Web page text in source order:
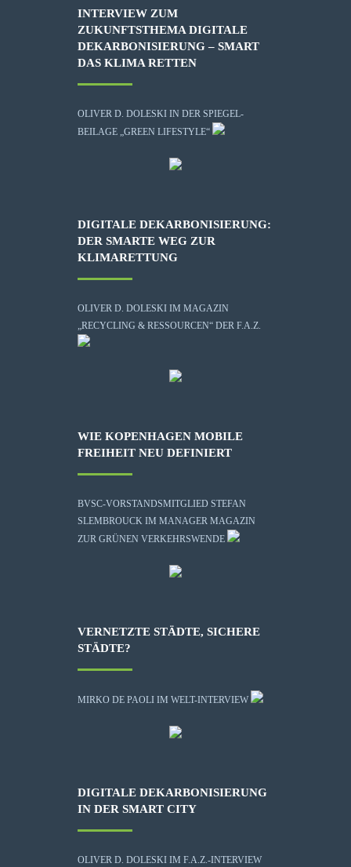
INTERVIEW ZUM
ZUKUNFTSTHEMA DIGITALE
DEKARBONISIERUNG – SMART
DAS KLIMA RETTEN
OLIVER D. DOLESKI IN DER SPIEGEL-
BEILAGE „GREEN LIFESTYLE“
DIGITALE DEKARBONISIERUNG:
DER SMARTE WEG ZUR
KLIMARETTUNG
OLIVER D. DOLESKI IM MAGAZIN
„RECYCLING & RESSOURCEN“ DER F.A.Z.
WIE KOPENHAGEN MOBILE
FREIHEIT NEU DEFINIERT
BVSC-VORSTANDSMITGLIED STEFAN
SLEMBROUCK IM MANAGER MAGAZIN
ZUR GRÜNEN VERKEHRSWENDE
VERNETZTE STÄDTE, SICHERE
STÄDTE?
MIRKO DE PAOLI IM WELT-INTERVIEW
DIGITALE DEKARBONISIERUNG
IN DER SMART CITY
OLIVER D. DOLESKI IM F.A.Z.-INTERVIEW